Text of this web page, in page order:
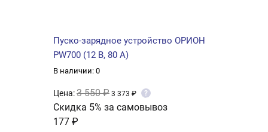
Пуско-зарядное устройство ОРИОН
PW700 (12 В, 80 A)
В наличии: 0
Цена:3 550 ₽ 3 373 ₽ ?
Скидка 5% за самовывоз
177 ₽